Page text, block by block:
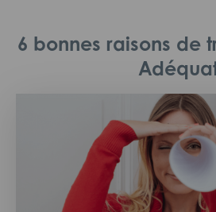
6 bonnes raisons de